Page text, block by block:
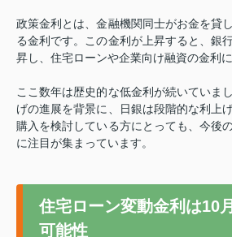
政策金利とは、金融機関同士がお金を貸
る金利です。この金利が上昇すると、銀
昇し、住宅ローンや企業向け融資の金利
ここ数年は歴史的な低金利が続いていま
げの進展を背景に、日銀は段階的な利上
購入を検討している方にとっても、今後
に注目が集まっています。
住宅ローン変動金利は10
可能性